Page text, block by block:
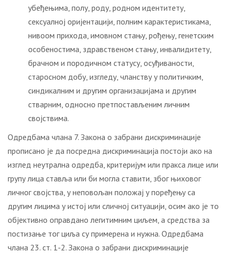
убеђењима, полу, роду, родном идентитету,
сексуалној оријентацији, полним карактеристикама,
нивоом прихода, имовном стању, рођењу, генетским
особеностима, здравственом стању, инвалидитету,
брачном и породичном статусу, осуђиваности,
старосном добу, изгледу, чланству у политичким,
синдикалним и другим организацијама и другим
стварним, односно претпостављеним личним
својствима.
Одредбама члана 7. Закона o забрани дискриминације
прописано je да посредна дискриминација постоји ако на
изглед неутрална одредба, критеријум или пракса лице или
групу лица ставља или би могла ставити, због њиховог
личног својства, у неповољан положај у поређењу са
другим лицима у истој или сличној ситуацији, осим ако је то
објективно оправдано легитимним циљем, а средства за
постизање тог циља су примерена и нужна. Одредбама
члана 23. ст. 1-2. Закона о забрани дискриминације